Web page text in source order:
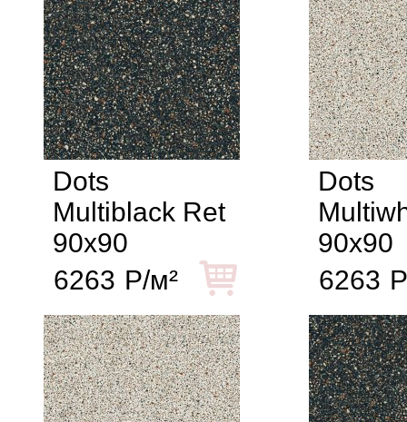
Dots
Multiblack Ret
90x90
6263 Р/м²
Dots
90x90
6263